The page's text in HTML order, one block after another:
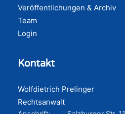
Veröffentlichungen & Archiv
Team
Login
Kontakt
Wolfdietrich Prelinger
Rechtsanwalt